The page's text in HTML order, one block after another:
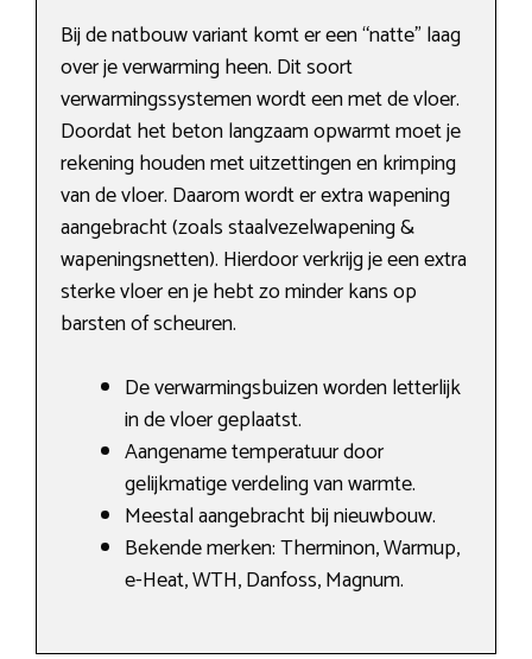
Bij de natbouw variant komt er een “natte” laag
over je verwarming heen. Dit soort
verwarmingssystemen wordt een met de vloer.
Doordat het beton langzaam opwarmt moet je
rekening houden met uitzettingen en krimping
van de vloer. Daarom wordt er extra wapening
aangebracht (zoals staalvezelwapening &
wapeningsnetten). Hierdoor verkrijg je een extra
sterke vloer en je hebt zo minder kans op
barsten of scheuren.
De verwarmingsbuizen worden letterlijk
in de vloer geplaatst.
Aangename temperatuur door
gelijkmatige verdeling van warmte.
Meestal aangebracht bij nieuwbouw.
Bekende merken: Therminon, Warmup,
e-Heat, WTH, Danfoss, Magnum.